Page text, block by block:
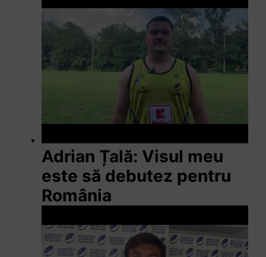
Adrian Țală: Visul meu
este să debutez pentru
România